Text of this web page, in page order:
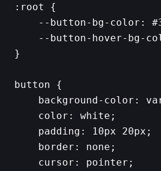
:root {
--button-bg-color:
--button-hover-bg-
}
button {
background-color:
    color: white;
    padding: 10px 20px;
    border: none;
    cursor: pointer;